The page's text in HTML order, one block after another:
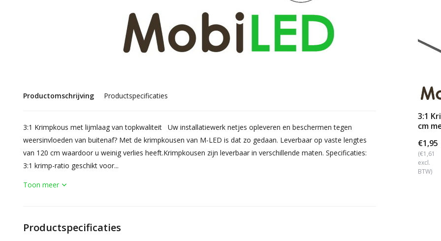
Productomschrijving Productspecificaties
3:1 Krimpkous met lijmlaag van topkwaliteit Uw installatiewerk netjes opleveren en beschermen tegen
weersinvloeden van buitenaf? Met de krimpkousen van M-LED is dat zo gedaan. Leverbaar op vaste lengtes
van 120 cm waardoor u weinig verlies heeft.Krimpkousen zijn leverbaar in verschillende maten. Specificaties:
3:1 krimp-ratio geschikt voor...
Toon meer
Productspecificaties
3:1
cm
€1,95
(€1,61
excl.
BTW)